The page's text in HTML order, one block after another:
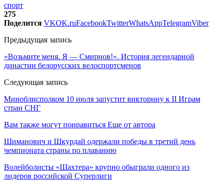
спорт
275
Поделится VKOK.ruFacebookTwitterWhatsAppTelegramViber
Предыдущая запись
«Возьмите меня. Я — Смирнов!». История легендарной
династии белорусских велоспортсменов
Следующая запись
Миноблисполком 10 июля запустит викторину к II Играм
стран СНГ
Вам также могут понравиться Еще от автора
Шиманович и Шкурдай одержали победы в третий день
чемпионата страны по плаванию
Волейболисты «Шахтера» крупно обыграли одного из
лидеров российской Суперлиги